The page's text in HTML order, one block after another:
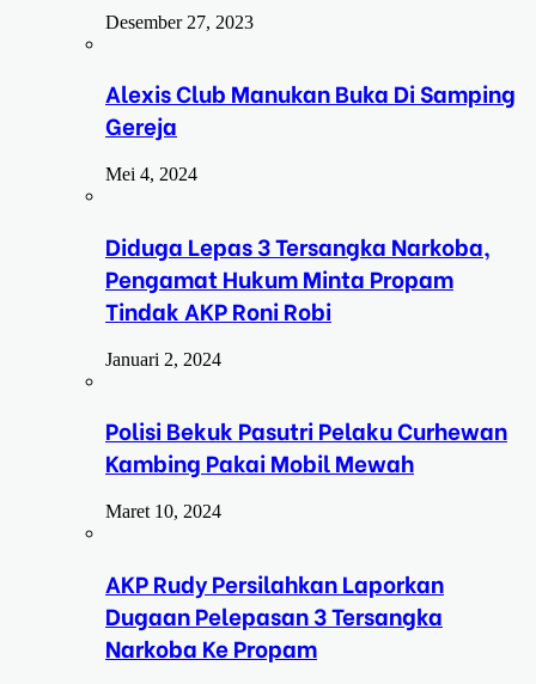
Desember 27, 2023
Alexis Club Manukan Buka Di Samping
Gereja
Mei 4, 2024
Diduga Lepas 3 Tersangka Narkoba,
Pengamat Hukum Minta Propam
Tindak AKP Roni Robi
Januari 2, 2024
Polisi Bekuk Pasutri Pelaku Curhewan
Kambing Pakai Mobil Mewah
Maret 10, 2024
AKP Rudy Persilahkan Laporkan
Dugaan Pelepasan 3 Tersangka
Narkoba Ke Propam